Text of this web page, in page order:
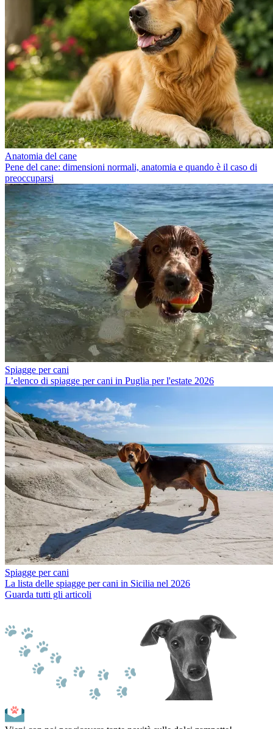
Anatomia del cane
Pene del cane: dimensioni normali, anatomia e quando è il caso di
preoccuparsi
Spiagge per cani
L’elenco di spiagge per cani in Puglia per l'estate 2026
Spiagge per cani
La lista delle spiagge per cani in Sicilia nel 2026
Guarda tutti gli articoli